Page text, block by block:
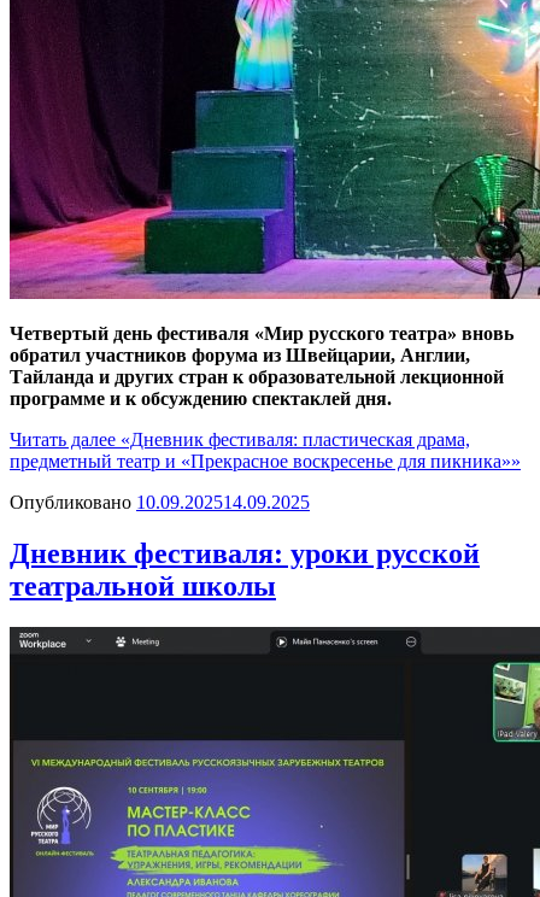
Четвертый день фестиваля «Мир русского театра» вновь
обратил участников форума из Швейцарии, Англии,
Тайланда и других стран к образовательной лекционной
программе и к обсуждению спектаклей дня.
Читать далее «Дневник фестиваля: пластическая драма,
предметный театр и «Прекрасное воскресенье для пикника»»
Опубликовано 10.09.202514.09.2025
Дневник фестиваля: уроки русской
театральной школы